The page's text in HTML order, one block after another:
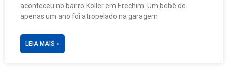
aconteceu no bairro Köller em Erechim. Um bebê de
apenas um ano foi atropelado na garagem
LEIA MAIS »